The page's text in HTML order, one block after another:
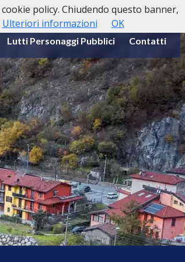
Lutti Personaggi Pubblici Contatti
policy. Chiudendo questo banner,
Ulteriori informazioni OK